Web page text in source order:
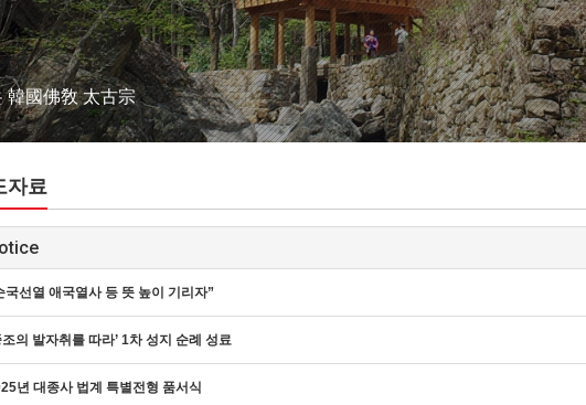
韓國佛敎 太古宗
자료
국선열 애국열사 등 뜻 높이 기리자”
조의 발자취를 따라’ 1차 성지 순례 성료
년 대종사 법계 특별전형 품서식